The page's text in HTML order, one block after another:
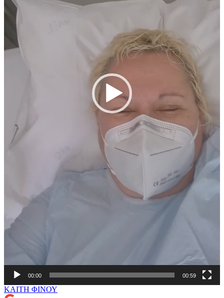
00:00 00:59
ΚΑΙΤΗ ΦΙΝΟΥ